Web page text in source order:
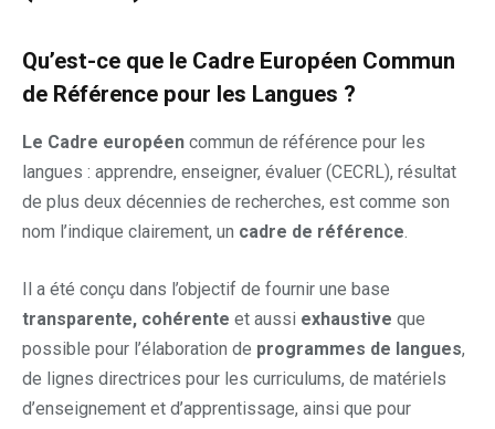
Qu’est-ce que le Cadre Européen Commun
de Référence pour les Langues ?
Le Cadre européen commun de référence pour les
langues : apprendre, enseigner, évaluer (CECRL), résultat
de plus deux décennies de recherches, est comme son
nom l’indique clairement, un cadre de référence.
Il a été conçu dans l’objectif de fournir une base
transparente, cohérente et aussi exhaustive que
possible pour l’élaboration de programmes de langues,
de lignes directrices pour les curriculums, de matériels
d’enseignement et d’apprentissage, ainsi que pour